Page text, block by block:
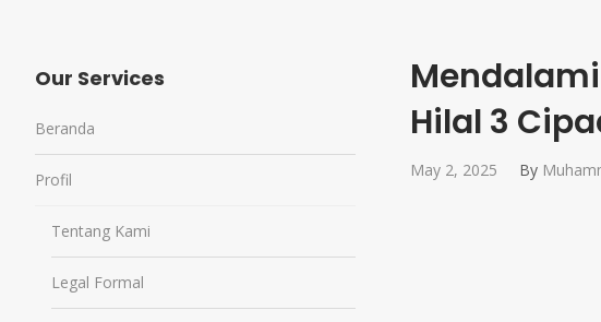
Hilal 3
May 2, 2025 By
Our Services
Beranda
Profil
Tentang Kami
Legal Formal